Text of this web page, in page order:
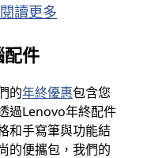
閱讀更多
件
的年終優惠包含您
過Lenovo年終配件
和手寫筆與功能結
的便攜包，我們的